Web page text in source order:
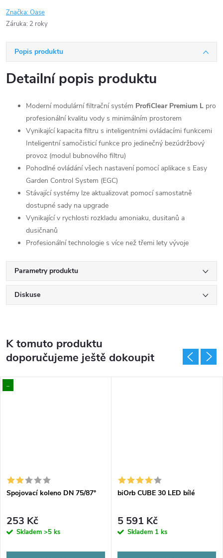
Značka:Oase
Záruka: 2 roky
Popis produktu
Detailní popis produktu
Moderní modulární filtrační systém ProfiClear Premium L pro
profesionální kvalitu vody s minimálním prostorem
Vynikající kapacita filtru s inteligentními ovládacími funkcemi
Inteligentní samočisticí funkce pro jedinečný bezúdržbový
provoz (modul bubnového filtru)
Pohodlné ovládání všech nastavení pomocí aplikace s Easy
Garden Control System (EGC)
Stávající systémy lze aktualizovat pomocí samostatně
dostupné sady na upgrade
Vynikající v rychlosti rozkladu amoniaku, dusitanů a
dusičnanů
Profesionální technologie s více než třemi lety vývoje
Parametry produktu
Diskuse
K tomuto produktu
doporučujeme ještě dokoupit
..
Spojovací koleno DN 75/87°
253 Kč
Skladem >5 ks
biOrb CUBE 30 LED bílé
5 591 Kč
Skladem 1 ks